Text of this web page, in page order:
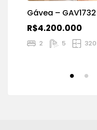
Gávea – GAV1732
R$4.200.000
2 5